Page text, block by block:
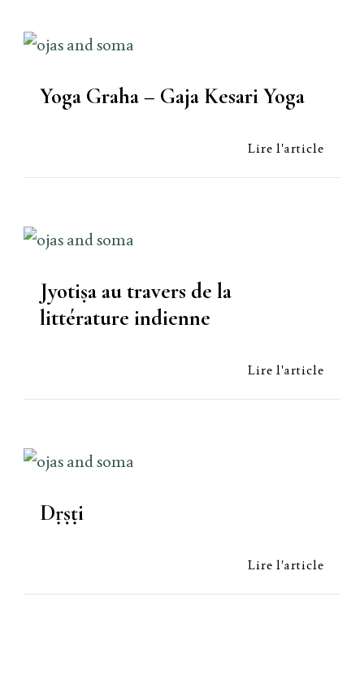
Yoga Graha – Gaja Kesari Yoga
Lire l'article
Jyotiṣa au travers de la
littérature indienne
Lire l'article
Dṛṣṭi
Lire l'article